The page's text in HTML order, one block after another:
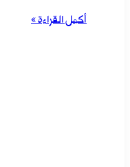
أكمل القراءة »